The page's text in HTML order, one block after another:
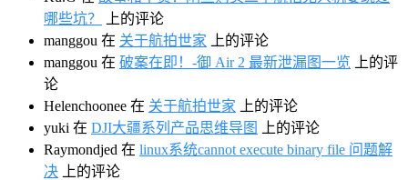
哪些坑？
上的评论
manggou 在 关于航拍世家 上的评论
manggou 在 破案在即！-御 Air 2 最新泄漏图一览 上的评
论
Helenchoonee 在 关于航拍世家 上的评论
yuki 在 DJI大疆系列产品思维导图
上的评论
Raymondjed 在 linux系统cannot execute binary file 问题解
决 上的评论